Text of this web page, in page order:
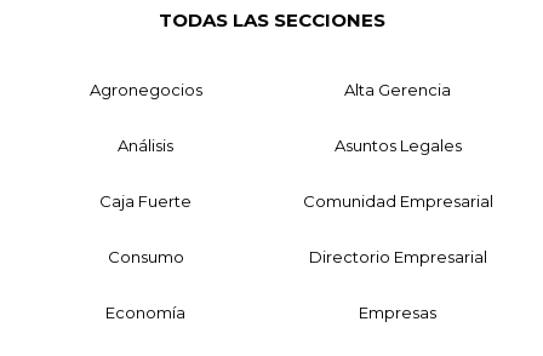
TODAS LAS SECCIONES
Agronegocios Alta Gerencia
Análisis Asuntos Legales
Caja Fuerte Comunidad Empresarial
Consumo Directorio Empresarial
Economía Empresas